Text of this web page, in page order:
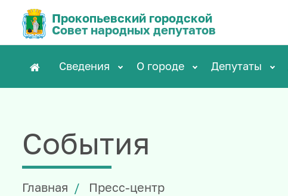
Прокопьевский городской
Совет народных депутатов
Сведения О городе Депутаты
События
Главная Пресс-центр